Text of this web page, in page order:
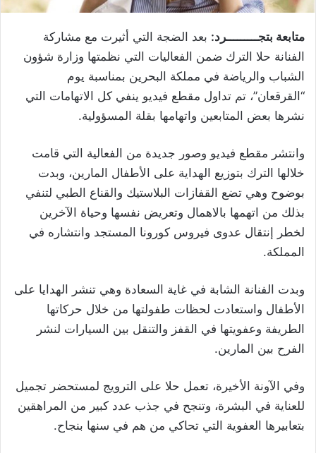
متابعة بتجـــــــــرد: بعد الضجة التي أثيرت مع مشاركة
الفنانة حلا الترك ضمن الفعاليات التي نظمتها وزارة شؤون
الشباب والرياضة في مملكة البحرين بمناسبة يوم
“القرقعان”، تم تداول مقطع فيديو ينفي كل الاتهامات التي
نشرها بعض المتابعين واتهامها بقلة المسؤولية.
وانتشر مقطع فيديو وصور جديدة من الفعالية التي قامت
خلالها الترك بتوزيع الهداية على الأطفال المارين، وبدت
بوضوح وهي تضع القفازات البلاستيك والقناع الطبي لتنفي
بذلك من اتهمها بالاهمال وتعريض نفسها وحياة الآخرين
لخطر إنتقال عدوى فيروس كورونا المستجد وانتشاره في
المملكة.
وبدت الفنانة الشابة في غاية السعادة وهي تنشر الهدايا على
الأطفال واستعادت لحظات طفولتها من خلال حركاتها
الطريفة وعفويتها في القفز والتنقل بين السيارات لنشر
الفرح بين المارين.
وفي الآونة الأخيرة، تعمل حلا على الترويج لمستحضر تجميل
للعناية في البشرة، وتنجح في جذب عدد كبير من المراهقين
بتعابيرها العفوية التي تحاكي من هم في سنها بنجاح.